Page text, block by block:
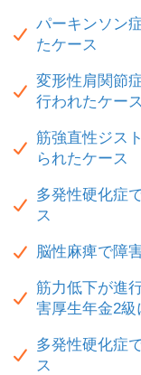
パーキンソン
たケース
変形性肩関節
行われたケース
筋強直性ジス
られたケース
多発性硬化症
ス
脳性麻痺で障
筋力低下が進
害厚生年金2級
多発性硬化症
ス